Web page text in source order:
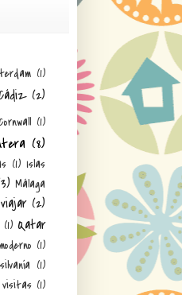
(1)
(2)
Cornwall (1)
(8)
(1) Islas
Málaga
(2)
(1) Qatar
(1)
(1)
visitas (1)